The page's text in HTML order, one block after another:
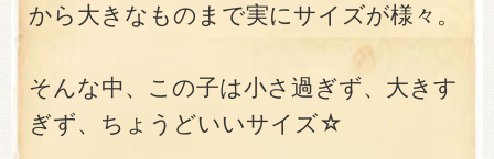
から大きなものまで実にサイズが様々。
そんな中、この子は小さ過ぎず、大きす
ぎず、ちょうどいいサイズ☆